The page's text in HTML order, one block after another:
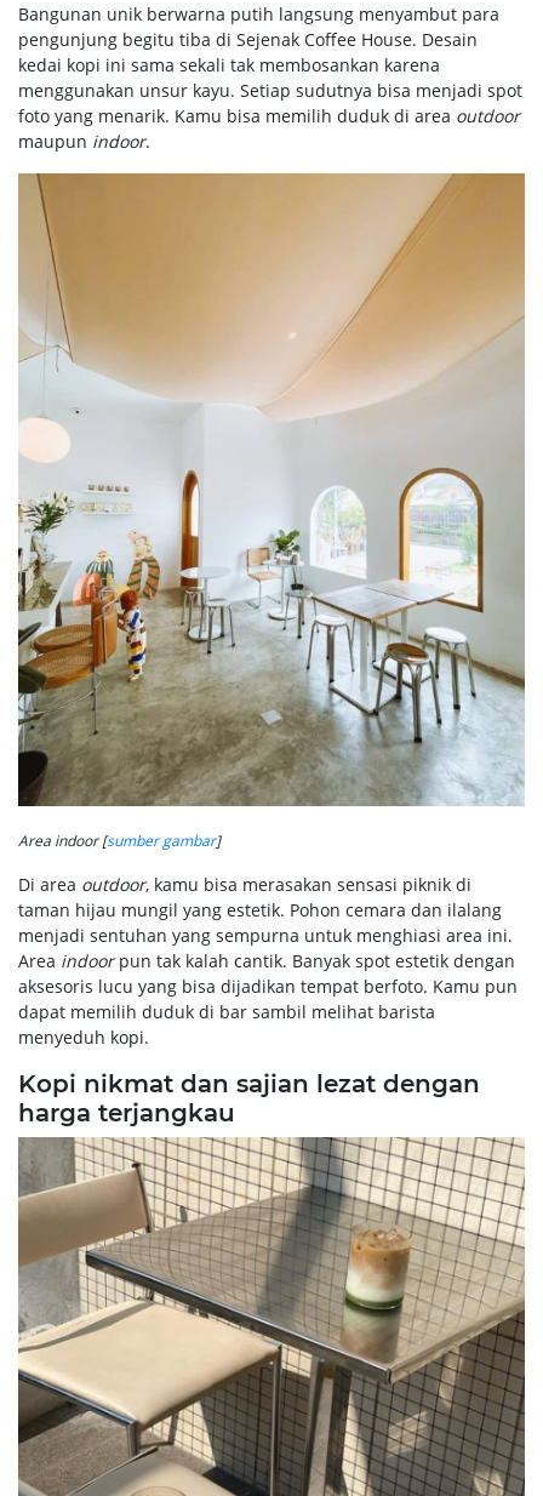
Bangunan unik berwarna putih langsung menyambut para
pengunjung begitu tiba di Sejenak Coffee House. Desain
kedai kopi ini sama sekali tak membosankan karena
menggunakan unsur kayu. Setiap sudutnya bisa menjadi spot
foto yang menarik. Kamu bisa memilih duduk di area outdoor
maupun indoor.
Area indoor [sumber gambar]
Di area outdoor, kamu bisa merasakan sensasi piknik di
taman hijau mungil yang estetik. Pohon cemara dan ilalang
menjadi sentuhan yang sempurna untuk menghiasi area ini.
Area indoorpun tak kalah cantik. Banyak spot estetik dengan
aksesoris lucu yang bisa dijadikan tempat berfoto. Kamu pun
dapat memilih duduk di bar sambil melihat barista
menyeduh kopi.
Kopi nikmat dan sajian lezat dengan
harga terjangkau